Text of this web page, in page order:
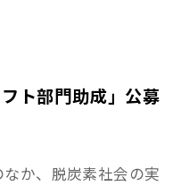
ト部門助成」公募
か、脱炭素社会の実